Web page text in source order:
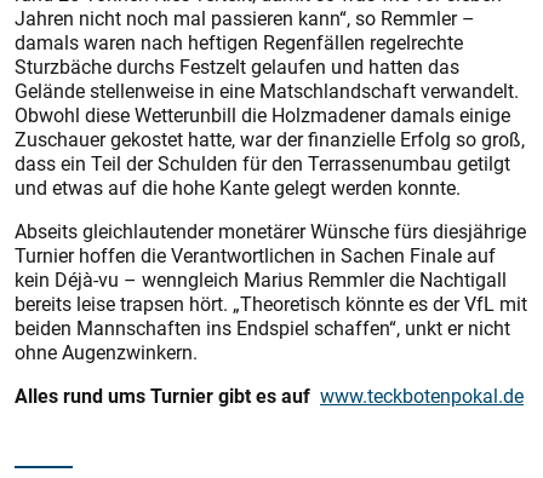
Jahren nicht noch mal passieren kann“, so Remmler –
damals waren nach heftigen Regenfällen regelrechte
Sturzbäche durchs Festzelt gelaufen und hatten das
Gelände stellenweise in eine Matschlandschaft verwandelt.
Obwohl diese Wetterunbill die Holzmadener damals einige
Zuschauer gekostet hatte, war der finanzielle Erfolg so groß,
dass ein Teil der Schulden für den Terrassenumbau getilgt
und etwas auf die hohe Kante gelegt werden konnte.
Abseits gleichlautender monetärer Wünsche fürs diesjährige
Turnier hoffen die Verantwortlichen in Sachen Finale auf
kein Déjà-vu – wenngleich Marius Remmler die Nachtigall
bereits leise trapsen hört. „Theoretisch könnte es der VfL mit
beiden Mannschaften ins Endspiel schaffen“, unkt er nicht
ohne Augenzwinkern.
Alles rund ums Turnier gibt es auf www.teckbotenpokal.de